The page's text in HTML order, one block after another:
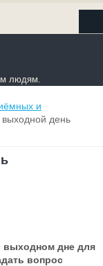
людям.
и
день
выходном дне для
вопрос